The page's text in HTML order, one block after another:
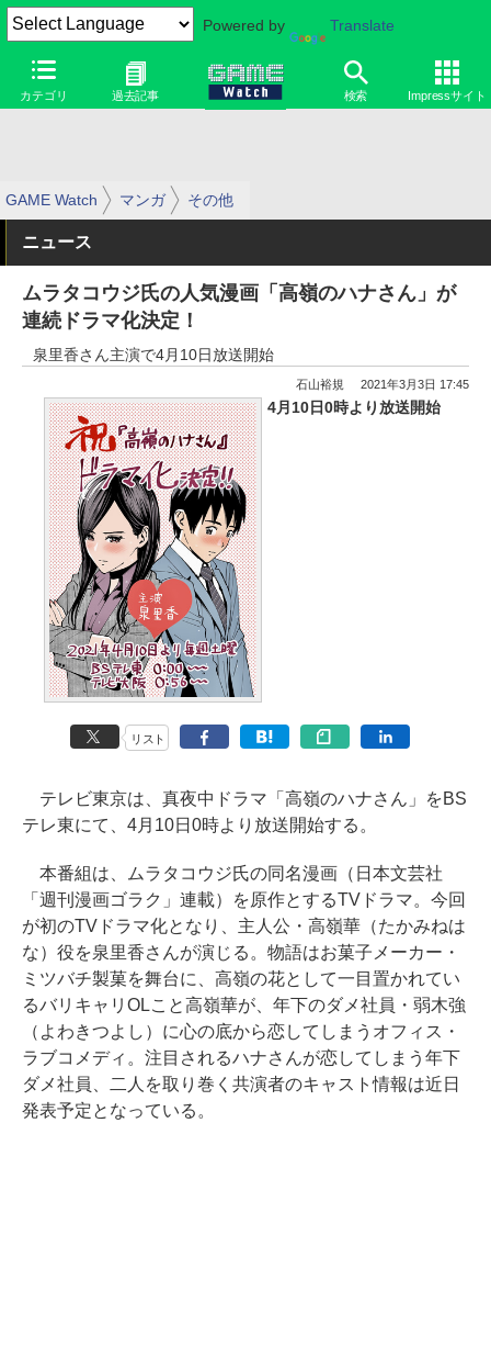
Powered by Translate
カテゴリ 過去記事 検索 Impressサイト
GAME Watch マンガ その他
ニュース
ムラタコウジ氏の人気漫画「高嶺のハナさん」が
連続ドラマ化決定！
泉里香さん主演で4月10日放送開始
石山裕規 2021年3月3日 17:45
4月10日0時より放送開始
リスト
テレビ東京は、真夜中ドラマ「高嶺のハナさん」をBS
テレ東にて、4月10日0時より放送開始する。
本番組は、ムラタコウジ氏の同名漫画（日本文芸社
「週刊漫画ゴラク」連載）を原作とするTVドラマ。今回
が初のTVドラマ化となり、主人公・高嶺華（たかみねは
な）役を泉里香さんが演じる。物語はお菓子メーカー・
ミツバチ製菓を舞台に、高嶺の花として一目置かれてい
るバリキャリOLこと高嶺華が、年下のダメ社員・弱木強
（よわきつよし）に心の底から恋してしまうオフィス・
ラブコメディ。注目されるハナさんが恋してしまう年下
ダメ社員、二人を取り巻く共演者のキャスト情報は近日
発表予定となっている。